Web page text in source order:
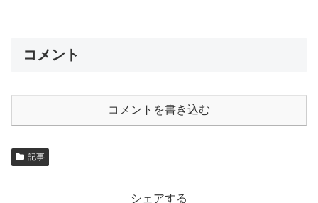
コメント
コメントを書き込む
記事
シェアする